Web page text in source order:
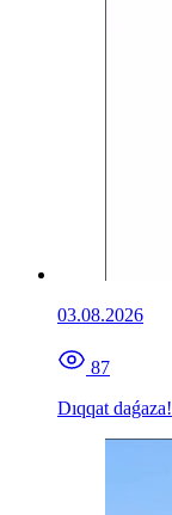
03.08.2026
87
Dıqqat daǵaza!